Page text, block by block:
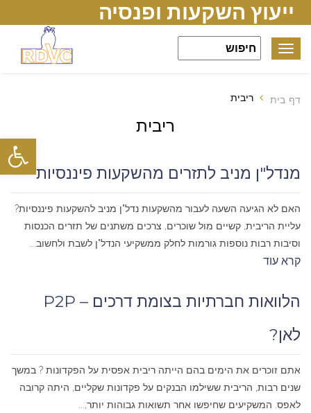
פתח
ייעוץ השקעות ופנסיה
Toggle
דף בית ריבית
ריבית
מנדל"ן מניב לתזרים מהשקעות פיננסיות
האם לא הגיעה השעה לעבור מהשקעות נדל"ן מניב להשקעות פיננסיות?
עליית הריבית, קשיים מול שוכרים, צרכים משתנים של תזרים הכנסות
וסיבות רבות נוספות גורמות לחלק ממשקיעי הנדל"ן לשבת ולחשוב...
קרא עוד
הלוואות חברתיות בצומת דרכים – P2P
לאן?
אתם זוכרים את הימים בהם הייתה ריבית אפסית על הפקדונות ? במשך
שנים רבות, הריבית ששילמו הבנקים על פקדונות שקליים, היתה קרובה
לאפס. המשקיעים שחיפשו אחר תשואות גבוהות יותר,...